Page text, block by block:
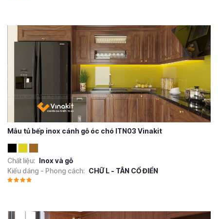
Mẫu tủ bếp inox cánh gỗ óc chó ITN03 Vinakit
Chất liệu: Inox và gỗ
Kiểu dáng - Phong cách: CHỮ L - TÂN CỔ ĐIỂN